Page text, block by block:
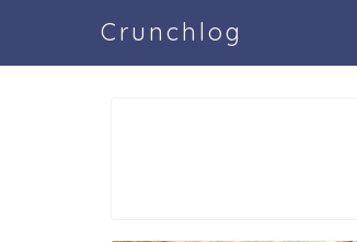
Crunchlog